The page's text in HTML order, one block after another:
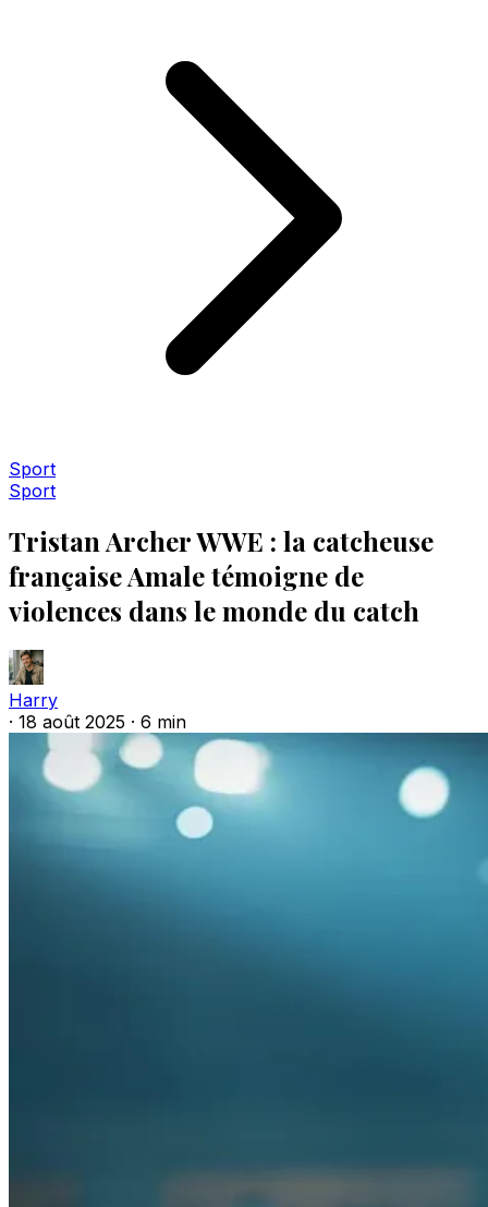
Sport
Sport
Tristan Archer WWE : la catcheuse
française Amale témoigne de
violences dans le monde du catch
Harry
· 18 août 2025 · 6 min